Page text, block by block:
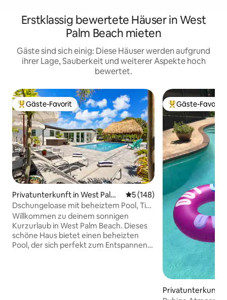
Erstklassig bewertete Häuser in West
Palm Beach mieten
Gäste sind sich einig: Diese Häuser werden aufgrund
ihrer Lage, Sauberkeit und weiterer Aspekte hoch
bewertet.
Beliebter Gäste-Favorit.
Gäste-Favorit
Privatunterkunft in West Palm
Beach
Durchschnittliche
5 (148)
Dschungeloase mit beheiztem Pool, Tiki-
Hütte & Whirlpool
Willkommen zu deinem sonnigen
Kurzurlaub in West Palm Beach. Dieses
schöne Haus bietet einen beheizten
Pool, der sich perfekt zum Entspannen
Beliebter Gäste-
Gäste-Favorit
Privatunterkunft